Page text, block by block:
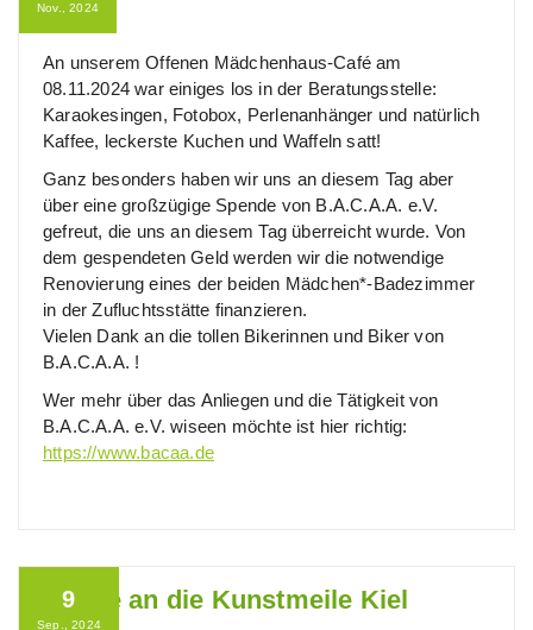
Nov., 2024
e.V.
An unserem Offenen Mädchenhaus-Café am
08.11.2024 war einiges los in der Beratungsstelle:
Karaokesingen, Fotobox, Perlenanhänger und natürlich
Kaffee, leckerste Kuchen und Waffeln satt!
Ganz besonders haben wir uns an diesem Tag aber
über eine großzügige Spende von B.A.C.A.A. e.V.
gefreut, die uns an diesem Tag überreicht wurde. Von
dem gespendeten Geld werden wir die notwendige
Renovierung eines der beiden Mädchen*-Badezimmer
in der Zufluchtsstätte finanzieren.
Vielen Dank an die tollen Bikerinnen und Biker von
B.A.C.A.A. !
Wer mehr über das Anliegen und die Tätigkeit von
B.A.C.A.A. e.V. wiseen möchte ist hier richtig:
https://www.bacaa.de
9
Sep., 2024
Danke an die Kunstmeile Kiel